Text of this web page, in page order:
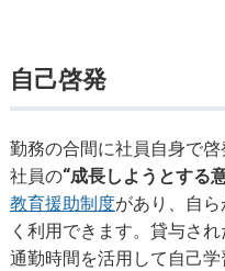
自己啓発
勤務の合間に社員自身で啓
社員の“成長しようとする
教育援助制度があり、自
く利用できます。貸与さ
通勤時間を活用して自己